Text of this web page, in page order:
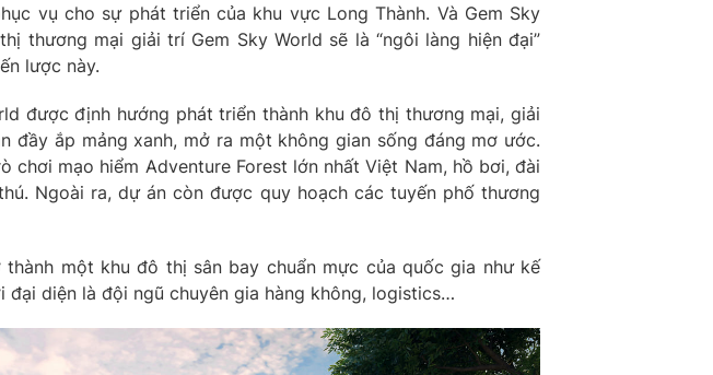
vụ cho sự phát triển của khu vực Long Thành. Và Gem Sky
thương mại giải trí Gem Sky World sẽ là “ngôi làng hiện đại”
lược này.
được định hướng phát triển thành khu đô thị thương mại, giải
ắp mảng xanh, mở ra một không gian sống đáng mơ ước.
mạo hiểm Adventure Forest lớn nhất Việt Nam, hồ bơi, đài
Ngoài ra, dự án còn được quy hoạch các tuyến phố thương
một khu đô thị sân bay chuẩn mực của quốc gia như kế
diện là đội ngũ chuyên gia hàng không, logistics…